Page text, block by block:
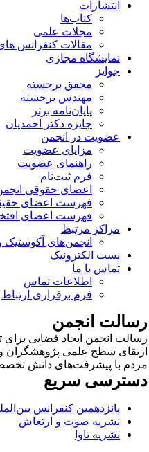
انتشارات
کتاب‌ها
مجلات علمی
مقالات کنفرانس های
نمایشگاه مجازی
جوایز
محقق برجسته
مهندس برجسته
پایان‌نامه برتر
جایزه دکتر احمدیان
عضویت در انجمن
مزایای عضویت
راهنمای عضویت
فرم ثبت‌نام
اعضای حقوقی انجمن
فهرست اعضای حقیقی
فهرست اعضای
مراکز مرتبط
انجمن‌های آکوستیک و
پست الکترونیک
تماس با ما
اطلاعات تماس
فرم برقراری ارتباط
انجمن
انجمن ایجاد فضایی برای
سطح علمی پژوهشگران و
با پیشرفت‌های دانش
سریع
پانزدهمین کنفرانس
نشریه صوت و ارتعاش
نشریه تاوا